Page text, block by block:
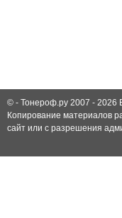
© - Тонероф.ру 2007 - 2026
Копирование материалов
сайт или с разрешения